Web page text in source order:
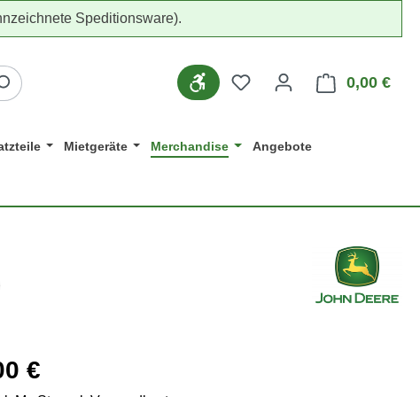
Speditionsware).
Werkzeugleiste anzeigen
Du hast 0 Produkte auf
0,00 €
Mietgeräte Merchandise Angebote
Preis:
€